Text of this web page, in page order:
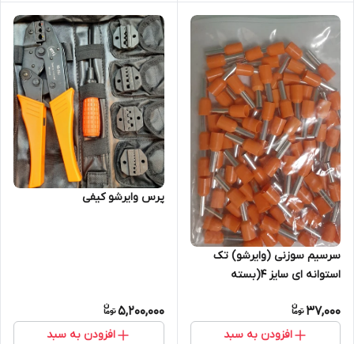
سرسیم سوزنی (وایرشو) تک
استوانه ای سایز 4(بسته
37,000
افزودن به سبد
پرس وایرشو کیفی
5,200,000
افزودن به سبد